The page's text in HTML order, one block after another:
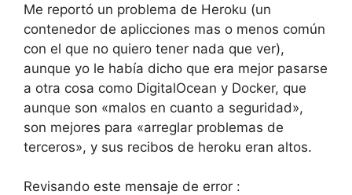
Me reportó un problema de Heroku (un
contenedor de aplicciones mas o menos común
con el que no quiero tener nada que ver),
aunque yo le había dicho que era mejor pasarse
a otra cosa como DigitalOcean y Docker, que
aunque son «malos en cuanto a seguridad»,
son mejores para «arreglar problemas de
terceros», y sus recibos de heroku eran altos.
Revisando este mensaje de error :